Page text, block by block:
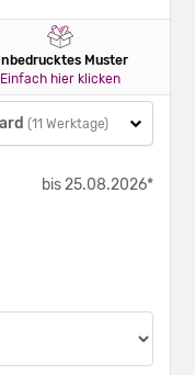
Muster
Einfach hier klicken
(11 Werktage)
bis 25.08.2026*